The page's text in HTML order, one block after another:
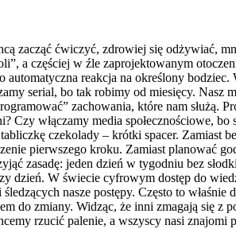
zacząć ćwiczyć, zdrowiej się odżywiać,
a częściej w źle zaprojektowanym
reakcja na określony
serial, bo tak robimy od miesięcy.
zachowania, które nam służą.
Czy włączamy media społecznościowe,
czekolady – krótki spacer. Zamiast
pierwszego kroku. Zamiast planować
zasadę: jeden dzień w tygodniu bez
dzień. W świecie cyfrowym dostęp do
nasze postępy. Często to właśnie
do zmiany. Widząc, że inni zmagają się z
rzucić palenie, a wszyscy nasi